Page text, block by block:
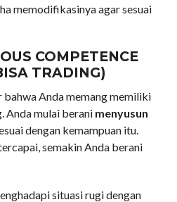
memodifikasinya agar sesuai
COMPETENCE
TRADING)
bahwa Anda memang memiliki
Anda mulai berani menyusun
dengan kemampuan itu.
semakin Anda berani
situasi rugi dengan